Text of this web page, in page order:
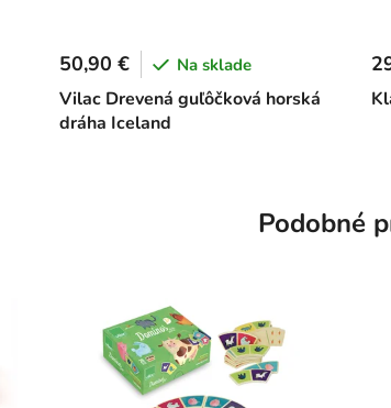
Vilac Drevená guľôčková horská
dráha Iceland
50,90 € Na sklade
Podobné